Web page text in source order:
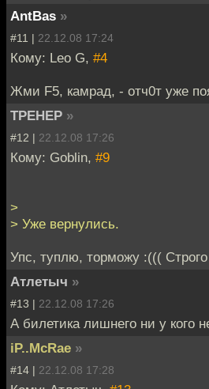
AntBas »
#11 | 22.12.08 17:24
Кому: Leo G, #4
Жми F5, камрад, - отч0т уже
TPEHEP »
#12 | 22.12.08 17:26
Кому: Goblin, #9
>
> Уже вернулись.
Упс, туплю, торможу :(((
Атлетыч »
#13 | 22.12.08 17:26
А билетика лишнего ни у кого
iP..McRae »
#14 | 22.12.08 17:28